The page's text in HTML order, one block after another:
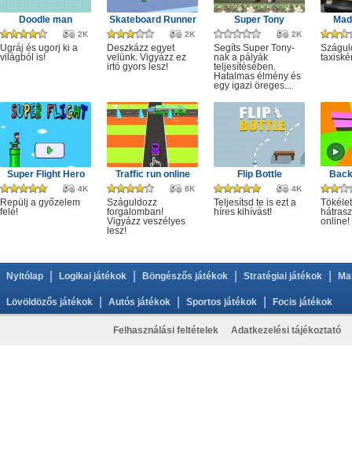
Doodle man
2K
Ugráj és ugorj ki a
világból is!
Skateboard Runner
2K
Deszkázz egyet
velünk. Vigyázz ez
irtó gyors lesz!
Super Tony
2K
Segíts Super Tony-
nak a pályák
teljesítésében.
Hatalmas élmény és
egy igazi öreges...
Super Flight Hero
4K
Repülj a győzelem
felé!
Traffic run online
8K
Száguldozz
forgalomban!
Vigyázz veszélyes
lesz!
Flip Bottle
4K
Teljesítsd te is ezt a
híres kihívást!
online!
Nyitólap Logikai játékok Böngészős játékok Stratégiai játékok
Lövöldözős játékok Autós játékok Sportos játékok Focis játékok
Felhasználási feltételek Adatkezelési tájékoztató